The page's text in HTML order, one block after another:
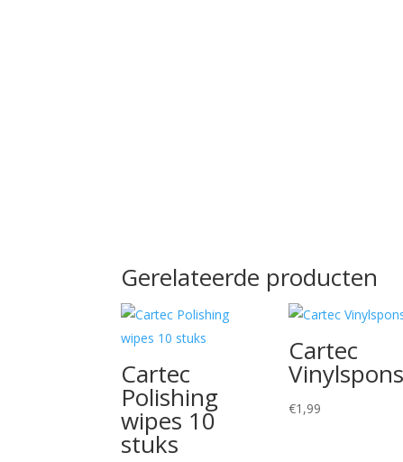
Gerelateerde producten
Cartec
Polishing
wipes 10
stuks
Cartec
Vinylspons
€1,99